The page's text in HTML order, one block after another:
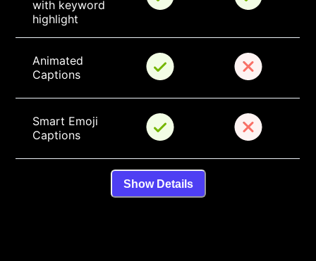
with keyword
highlight
Animated
Captions
Smart Emoji
Captions
Show Details